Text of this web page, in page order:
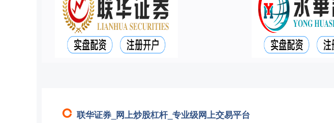
联华证券_网上炒股杠杆_专业级网上交易平台